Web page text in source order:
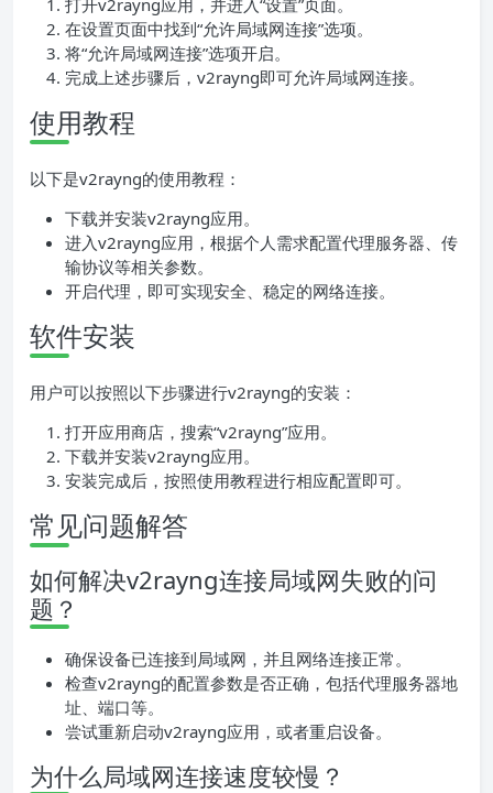
打开v2rayng应用，并进入“设置”页面。
在设置页面中找到“允许局域网连接”选项。
将“允许局域网连接”选项开启。
完成上述步骤后，v2rayng即可允许局域网连接。
使用教程
以下是v2rayng的使用教程：
下载并安装v2rayng应用。
进入v2rayng应用，根据个人需求配置代理服务器、传
输协议等相关参数。
开启代理，即可实现安全、稳定的网络连接。
软件安装
用户可以按照以下步骤进行v2rayng的安装：
打开应用商店，搜索“v2rayng”应用。
下载并安装v2rayng应用。
安装完成后，按照使用教程进行相应配置即可。
常见问题解答
如何解决v2rayng连接局域网失败的问
题？
确保设备已连接到局域网，并且网络连接正常。
检查v2rayng的配置参数是否正确，包括代理服务器地
址、端口等。
尝试重新启动v2rayng应用，或者重启设备。
为什么局域网连接速度较慢？